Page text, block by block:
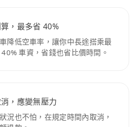
，最多省 40%
降低空車率，讓你中長途搭乘最
車資，省錢也省比價時間。
，應變無壓力
況也不怕，在規定時間內取消，